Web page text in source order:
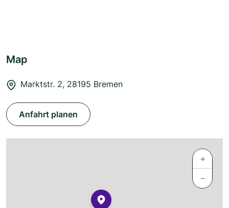
Map
Marktstr. 2, 28195 Bremen
Anfahrt planen
+
−